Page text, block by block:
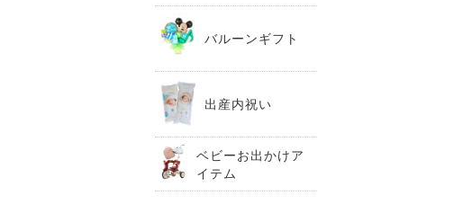
バルーンギフト
出産内祝い
ベビーお出かけア
イテム